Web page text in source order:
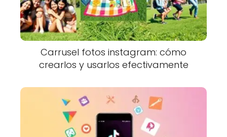
Carrusel fotos instagram: cómo
crearlos y usarlos efectivamente